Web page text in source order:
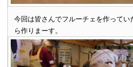
今回は皆さんでフルーチェを作って
ら作りまーす。